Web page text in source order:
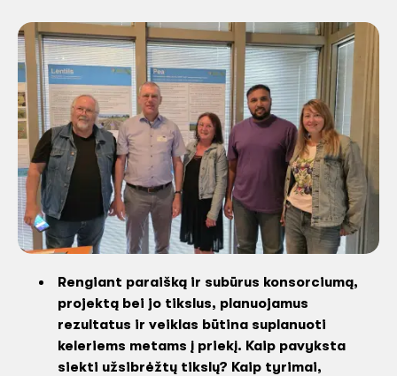
Rengiant paraišką ir subūrus konsorciumą,
projektą bei jo tikslus, planuojamus
rezultatus ir veiklas būtina suplanuoti
keleriems metams į priekį. Kaip pavyksta
siekti užsibrėžtų tikslų? Kaip tyrimai,